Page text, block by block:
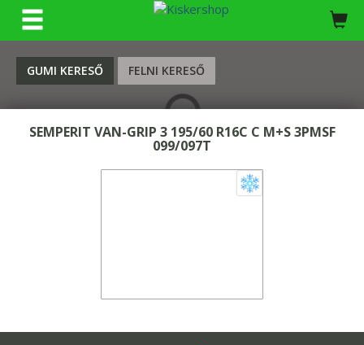
GUMI KERESŐ FELNI KERESŐ
SEMPERIT VAN-GRIP 3 195/60 R16C C M+S 3PMSF
099/097T